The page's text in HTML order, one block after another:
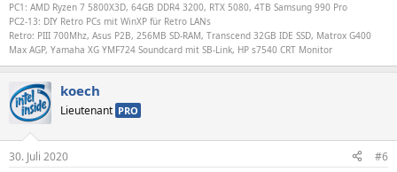
PC1: AMD Ryzen 7 5800X3D, 64GB DDR4 3200, RTX 5080, 4TB Samsung 990 Pro
PC2-13: DIY Retro PCs mit WinXP für Retro LANs
Retro: PIII 700Mhz, Asus P2B, 256MB SD-RAM, Transcend 32GB IDE SSD, Matrox G400
Max AGP, Yamaha XG YMF724 Soundcard mit SB-Link, HP s7540 CRT Monitor
koech
Lieutenant PRO
30. Juli 2020 #6